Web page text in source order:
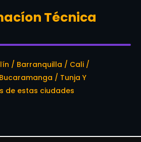
Técnica
/ Barranquilla / Cali /
/ Tunja Y
de estas ciudades